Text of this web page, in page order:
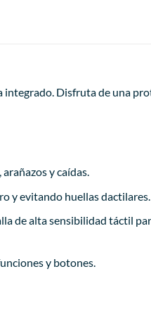
Disfruta de una
y caídas.
y evitando huellas dactilares.
de alta sensibilidad táctil
y botones.